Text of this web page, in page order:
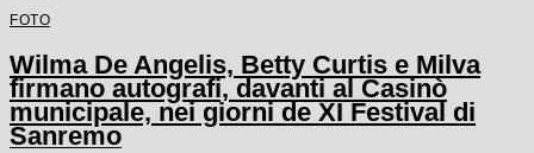
FOTO
Wilma De Angelis, Betty Curtis e Milva
firmano autografi, davanti al Casinò
municipale, nei giorni de XI Festival di
Sanremo